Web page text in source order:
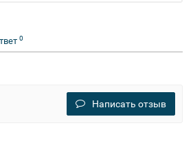
0
Написать отзыв